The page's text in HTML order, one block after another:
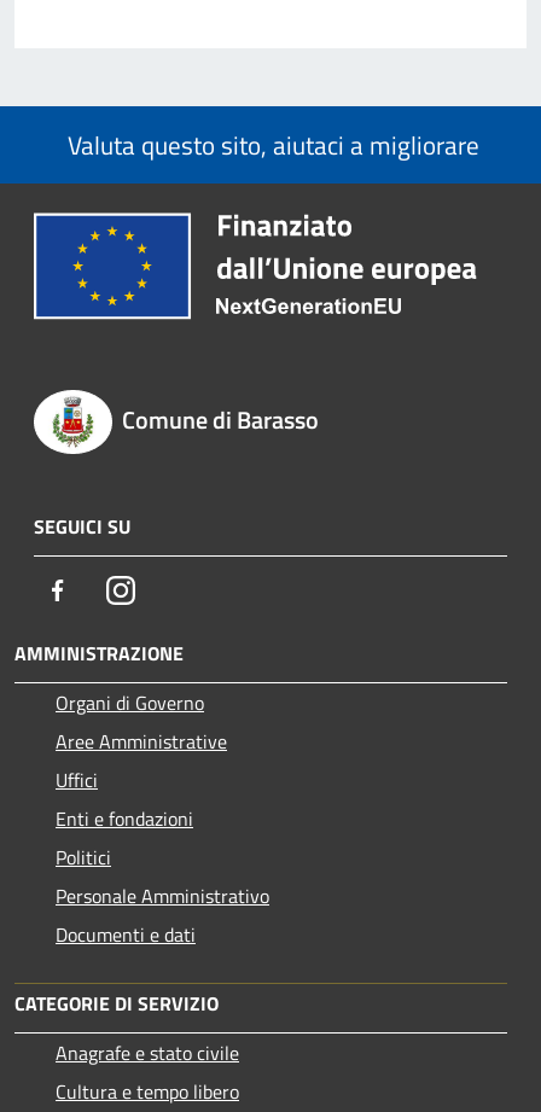
Valuta questo sito, aiutaci a migliorare
Comune di Barasso
SEGUICI SU
FacebookInstagram
AMMINISTRAZIONE
Organi di Governo
Aree Amministrative
Uffici
Enti e fondazioni
Politici
Personale Amministrativo
Documenti e dati
CATEGORIE DI SERVIZIO
Anagrafe e stato civile
Cultura e tempo libero